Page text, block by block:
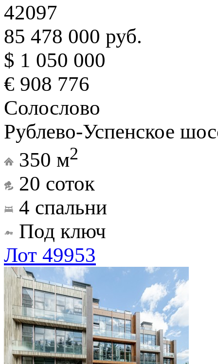
42097
85 478 000 руб.
$ 1 050 000
€ 908 776
Солослово
Рублево-Успенское
350 м2
20 соток
4 спальни
Под ключ
Лот 49953